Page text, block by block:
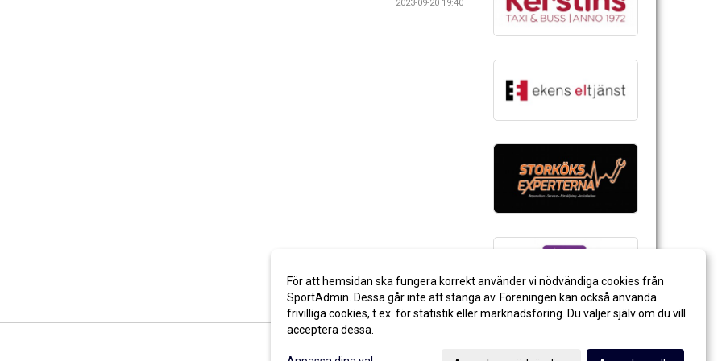
2023-09-20 19:40
För att hemsidan ska fungera korrekt använder vi nödvändiga cookies från
SportAdmin. Dessa går inte att stänga av. Föreningen kan också använda
frivilliga cookies, t.ex. för statistik eller marknadsföring. Du väljer själv om du vill
acceptera dessa.